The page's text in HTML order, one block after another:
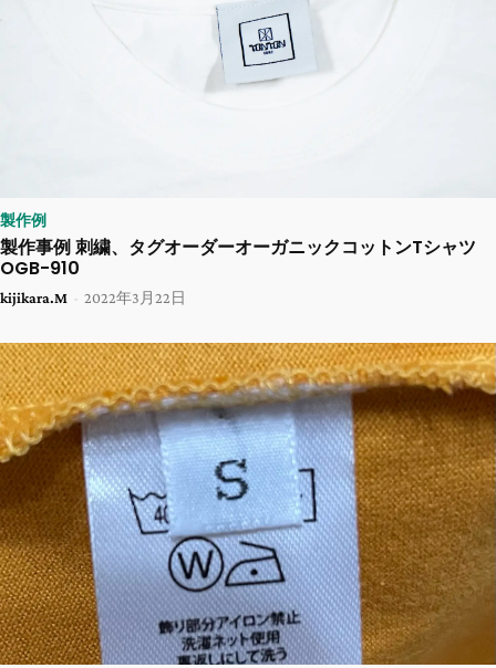
製作例
製作事例 刺繍、タグオーダーオーガニックコットンTシャツ
OGB-910
kijikara.M - 2022年3月22日